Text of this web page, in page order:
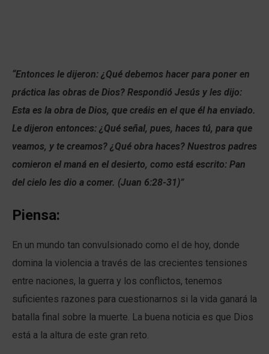
“Entonces le dijeron: ¿Qué debemos hacer para poner en
práctica las obras de Dios? Respondió Jesús y les dijo:
Esta es la obra de Dios, que creáis en el que él ha enviado.
Le dijeron entonces: ¿Qué señal, pues, haces tú, para que
veamos, y te creamos? ¿Qué obra haces? Nuestros padres
comieron el maná en el desierto, como está escrito: Pan
del cielo les dio a comer. (Juan 6:28-31)”
Piensa:
En un mundo tan convulsionado como el de hoy, donde
domina la violencia a través de las crecientes tensiones
entre naciones, la guerra y los conflictos, tenemos
suficientes razones para cuestionarnos si la vida ganará la
batalla final sobre la muerte. La buena noticia es que Dios
está a la altura de este gran reto.